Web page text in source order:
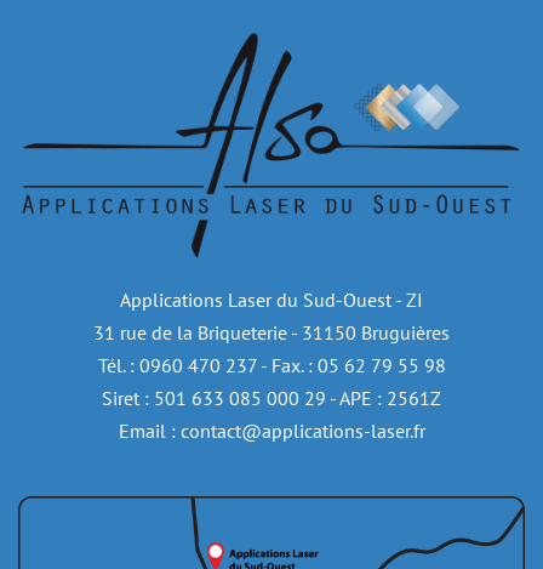
Applications Laser du Sud-Ouest - ZI
31 rue de la Briqueterie - 31150 Bruguières
Tél. : 0960 470 237 - Fax. : 05 62 79 55 98
Siret : 501 633 085 000 29 - APE : 2561Z
Email : contact@applications-laser.fr